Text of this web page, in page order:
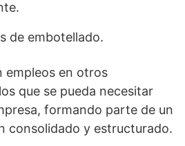
de embotellado.
empleos en otros
que se pueda necesitar
formando parte de un
consolidado y estructurado.